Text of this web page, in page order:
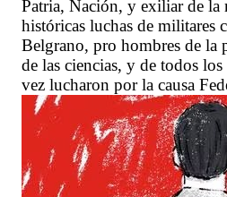
Patria, Nación, y exiliar de la
históricas luchas de militares
Belgrano, pro hombres de la
de las ciencias, y de todos
vez lucharon por la causa